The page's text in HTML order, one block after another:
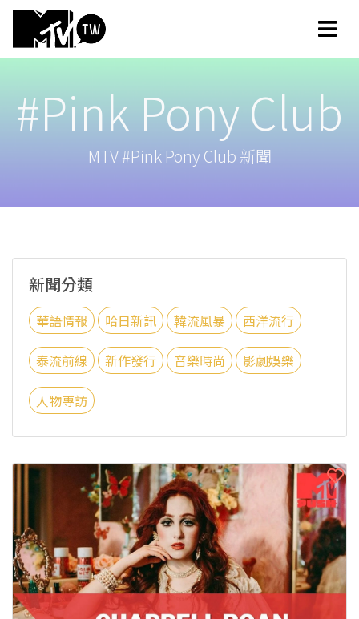
#Pink Pony Club
MTV #Pink Pony Club 新聞
新聞分類
華語情報 哈日新訊 韓流風暴 西洋流行
泰流前線 新作發行 音樂時尚 影劇娛樂
人物專訪